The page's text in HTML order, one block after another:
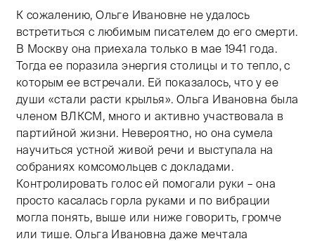
Тифлокомментарий: черно-белый фотоколлаж. Два
К сожалению, Ольге Ивановне не удалось
встретиться с любимым писателем до его смерти.
В Москву она приехала только в мае 1941 года.
Тогда ее поразила энергия столицы и то тепло, с
которым ее встречали. Ей показалось, что у ее
души «стали расти крылья». Ольга Ивановна была
членом ВЛКСМ, много и активно участвовала в
партийной жизни. Невероятно, но она сумела
научиться устной живой речи и выступала на
собраниях комсомольцев с докладами.
Контролировать голос ей помогали руки – она
просто касалась горла руками и по вибрации
могла понять, выше или ниже говорить, громче
или тише. Ольга Ивановна даже мечтала